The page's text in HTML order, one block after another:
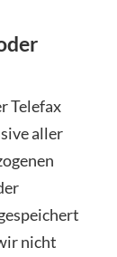
Telefax
aller
nicht